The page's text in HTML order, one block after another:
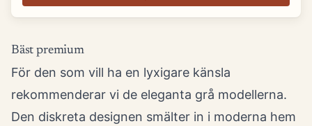
Bäst premium
För den som vill ha en lyxigare känsla
rekommenderar vi de eleganta grå modellerna.
Den diskreta designen smälter in i moderna hem